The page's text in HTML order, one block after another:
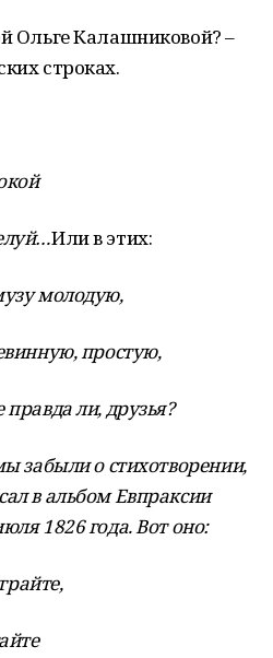
Ольге Калашниковой? –
строках.
Или в этих:
молодую,
простую,
ли, друзья?
забыли о стихотворении,
в альбом Евпраксии
1826 года. Вот оно: